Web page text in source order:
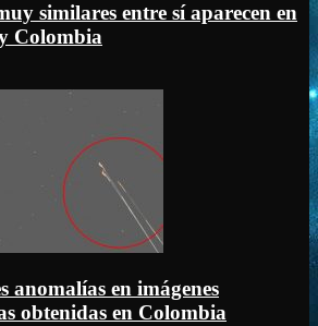
similares entre sí aparecen en
Colombia
anomalías en imágenes
obtenidas en Colombia